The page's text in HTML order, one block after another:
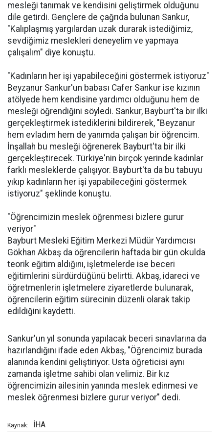
mesleği tanımak ve kendisini geliştirmek olduğunu
dile getirdi. Gençlere de çağrıda bulunan Sankur,
"Kalıplaşmış yargılardan uzak durarak istediğimiz,
sevdiğimiz meslekleri deneyelim ve yapmaya
çalışalım" diye konuştu.
"Kadınların her işi yapabileceğini göstermek istiyoruz"
Beyzanur Sankur'un babası Cafer Sankur ise kızının
atölyede hem kendisine yardımcı olduğunu hem de
mesleği öğrendiğini söyledi. Sankur, Bayburt'ta bir ilki
gerçekleştirmek istediklerini bildirerek, "Beyzanur
hem evladım hem de yanımda çalışan bir öğrencim.
İnşallah bu mesleği öğrenerek Bayburt'ta bir ilki
gerçekleştirecek. Türkiye'nin birçok yerinde kadınlar
farklı mesleklerde çalışıyor. Bayburt'ta da bu tabuyu
yıkıp kadınların her işi yapabileceğini göstermek
istiyoruz" şeklinde konuştu.
"Öğrencimizin meslek öğrenmesi bizlere gurur
veriyor"
Bayburt Mesleki Eğitim Merkezi Müdür Yardımcısı
Gökhan Akbaş da öğrencilerin haftada bir gün okulda
teorik eğitim aldığını, işletmelerde ise beceri
eğitimlerini sürdürdüğünü belirtti. Akbaş, idareci ve
öğretmenlerin işletmelere ziyaretlerde bulunarak,
öğrencilerin eğitim sürecinin düzenli olarak takip
edildiğini kaydetti.
Sankur'un yıl sonunda yapılacak beceri sınavlarına da
hazırlandığını ifade eden Akbaş, "Öğrencimiz burada
alanında kendini geliştiriyor. Usta öğreticisi aynı
zamanda işletme sahibi olan velimiz. Bir kız
öğrencimizin ailesinin yanında meslek edinmesi ve
meslek öğrenmesi bizlere gurur veriyor" dedi.
Kaynak: İHA